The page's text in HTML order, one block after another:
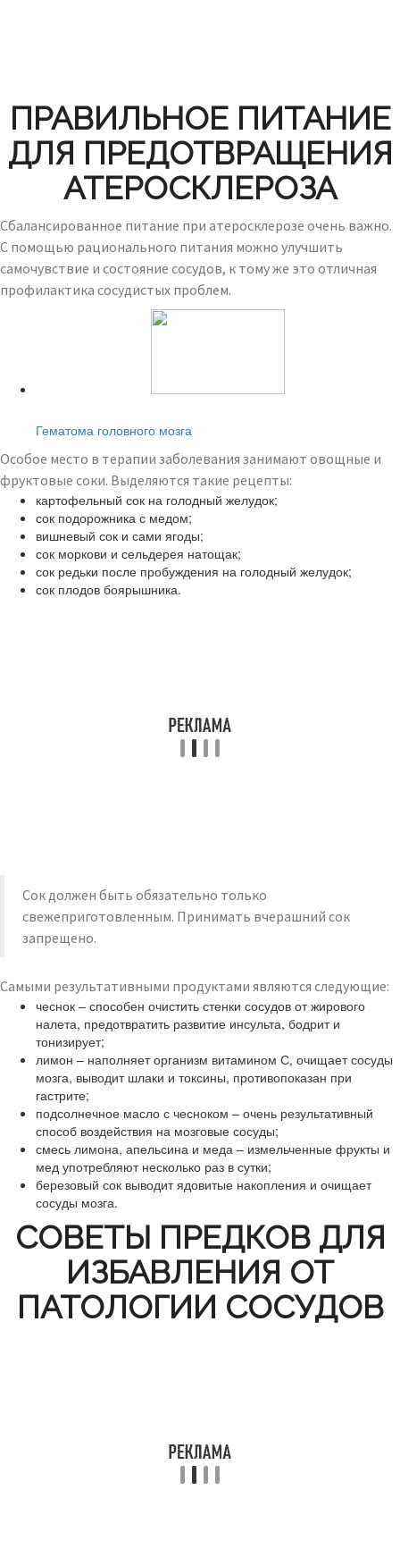
ПРАВИЛЬНОЕ ПИТАНИЕ
ДЛЯ ПРЕДОТВРАЩЕНИЯ
АТЕРОСКЛЕРОЗА
Сбалансированное питание при атеросклерозе очень важно.
С помощью рационального питания можно улучшить
самочувствие и состояние сосудов, к тому же это отличная
профилактика сосудистых проблем.
Гематома головного мозга
Особое место в терапии заболевания занимают овощные и
фруктовые соки. Выделяются такие рецепты:
картофельный сок на голодный желудок;
сок подорожника с медом;
вишневый сок и сами ягоды;
сок моркови и сельдерея натощак;
сок редьки после пробуждения на голодный желудок;
сок плодов боярышника.
Сок должен быть обязательно только
свежеприготовленным. Принимать вчерашний сок
запрещено.
Самыми результативными продуктами являются следующие:
чеснок – способен очистить стенки сосудов от жирового
налета, предотвратить развитие инсульта, бодрит и
тонизирует;
лимон – наполняет организм витамином С, очищает сосуды
мозга, выводит шлаки и токсины, противопоказан при
гастрите;
подсолнечное масло с чесноком – очень результативный
способ воздействия на мозговые сосуды;
смесь лимона, апельсина и меда – измельченные фрукты и
мед употребляют несколько раз в сутки;
березовый сок выводит ядовитые накопления и очищает
сосуды мозга.
СОВЕТЫ ПРЕДКОВ ДЛЯ
ИЗБАВЛЕНИЯ ОТ
ПАТОЛОГИИ СОСУДОВ